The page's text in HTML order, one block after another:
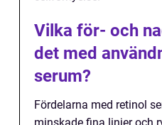
Vilka för- och
det med
serum?
Fördelarna med retinol